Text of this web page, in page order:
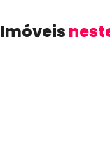
Imóveis